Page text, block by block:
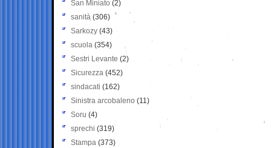
San Miniato (2)
sanità (306)
Sarkozy (43)
scuola (354)
Sestri Levante (2)
Sicurezza (452)
sindacati (162)
Sinistra arcobaleno (11)
Soru (4)
sprechi (319)
Stampa (373)